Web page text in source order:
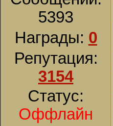
5393
Награды: 0
Репутация:
3154
Статус:
Оффлайн